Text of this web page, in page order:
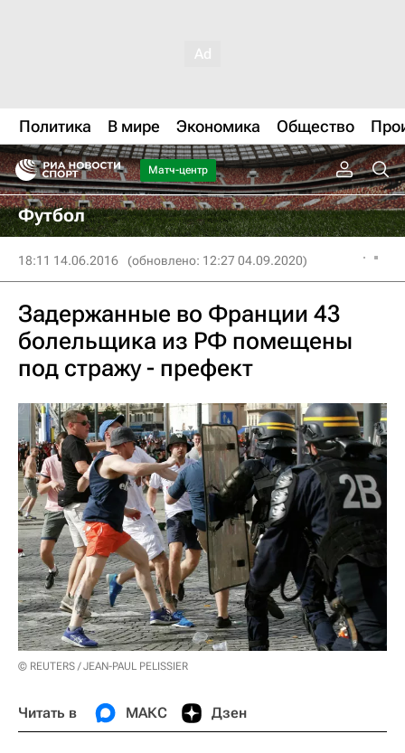
Политика В мире Экономика Общество
Матч-центр
Футбол
18:11 14.06.2016 (обновлено: 12:27 04.09.2020)
Задержанные во Франции 43
болельщика из РФ помещены
под стражу - префект
© REUTERS / JEAN-PAUL PELISSIER
Читать в МАКС Дзен